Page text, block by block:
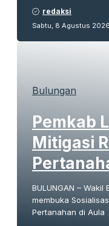
redaksi
Sabtu, 8 Agustus 2026
Bulungan
Pemkab
Mitigasi
BULUNGAN – Wakil
membuka
Pertanahan di Aula